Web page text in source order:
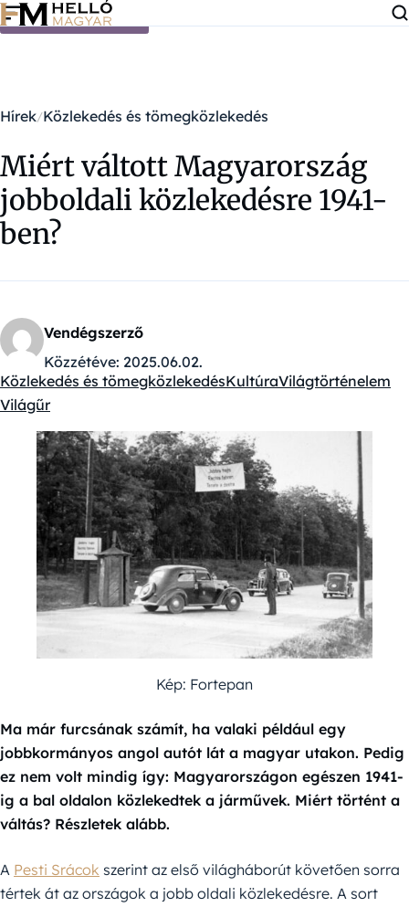
Ugrás a tartalomra
Hírek Közlekedés és tömegközlekedés
Miért váltott Magyarország
jobboldali közlekedésre 1941-
ben?
Vendégszerző
Közzétéve: 2025.06.02.
Kategóriák:
Közlekedés és tömegközlekedésKultúraVilágtörténelem
Világűr
Kép: Fortepan
Ma már furcsának számít, ha valaki például egy
jobbkormányos angol autót lát a magyar utakon. Pedig
ez nem volt mindig így: Magyarországon egészen 1941-
ig a bal oldalon közlekedtek a járművek. Miért történt a
váltás? Részletek alább.
A Pesti Srácok szerint az első világháborút követően sorra
tértek át az országok a jobb oldali közlekedésre. A sort